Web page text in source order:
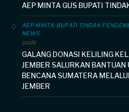
AEP MINTA GUS BUPATI
AEP MINTA: BUPATI TINDAK
NEWS
pada
GALANG DONASI KELILING
JEMBER SALURKAN BANTUAN
BENCANA SUMATERA
JEMBER